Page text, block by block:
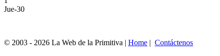
Jue-30
© 2003 - 2026 La Web de la Primitiva | Home | Contáctenos